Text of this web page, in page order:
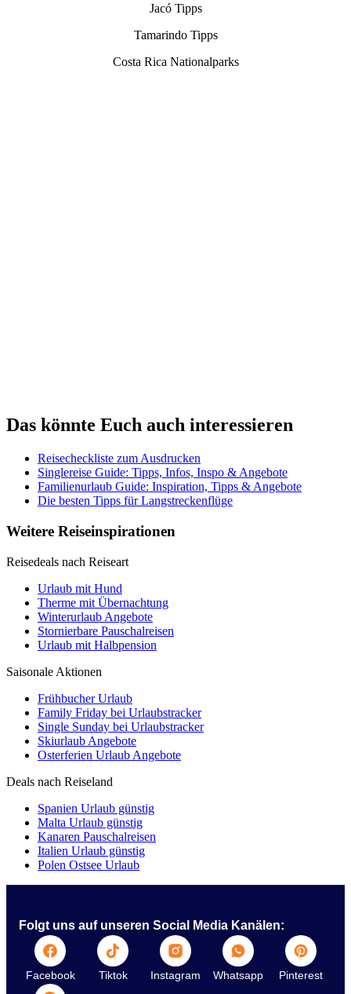
Jacó Tipps
Tamarindo Tipps
Costa Rica Nationalparks
Das könnte Euch auch interessieren
Reisecheckliste zum Ausdrucken
Singlereise Guide: Tipps, Infos, Inspo & Angebote
Familienurlaub Guide: Inspiration, Tipps & Angebote
Die besten Tipps für Langstreckenflüge
Weitere Reiseinspirationen
Reisedeals nach Reiseart
Urlaub mit Hund
Therme mit Übernachtung
Winterurlaub Angebote
Stornierbare Pauschalreisen
Urlaub mit Halbpension
Saisonale Aktionen
Frühbucher Urlaub
Family Friday bei Urlaubstracker
Single Sunday bei Urlaubstracker
Skiurlaub Angebote
Osterferien Urlaub Angebote
Deals nach Reiseland
Spanien Urlaub günstig
Malta Urlaub günstig
Kanaren Pauschalreisen
Italien Urlaub günstig
Polen Ostsee Urlaub